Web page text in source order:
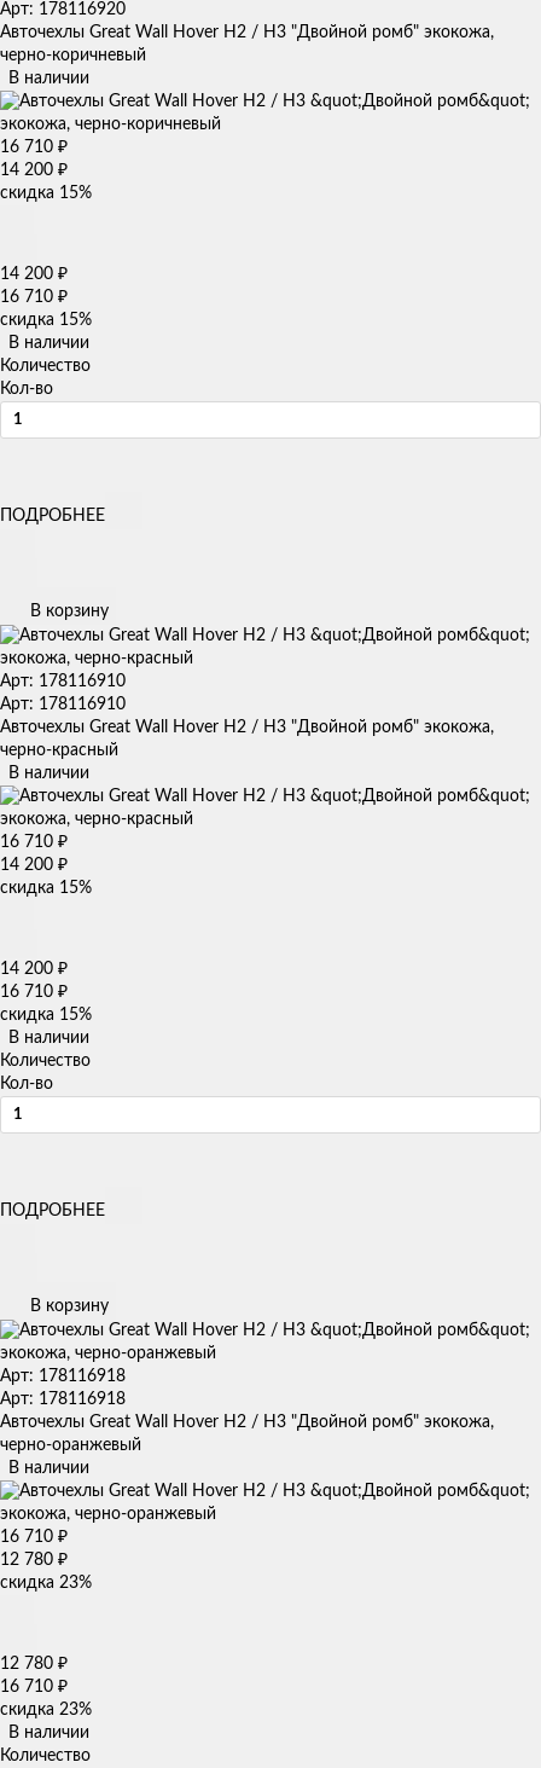
Арт: 178116920
Авточехлы Great Wall Hover H2 / H3 "Двойной ромб" экокожа,
черно-коричневый
В наличии
16 710 ₽
14 200 ₽
скидка 15%
14 200 ₽
16 710 ₽
скидка 15%
В наличии
Количество
Кол-во
ПОДРОБНЕЕ
В корзину
Арт: 178116910
Арт: 178116910
Авточехлы Great Wall Hover H2 / H3 "Двойной ромб" экокожа,
черно-красный
В наличии
16 710 ₽
14 200 ₽
скидка 15%
14 200 ₽
16 710 ₽
скидка 15%
В наличии
Количество
Кол-во
ПОДРОБНЕЕ
В корзину
Арт: 178116918
Арт: 178116918
Авточехлы Great Wall Hover H2 / H3 "Двойной ромб" экокожа,
черно-оранжевый
В наличии
16 710 ₽
12 780 ₽
скидка 23%
12 780 ₽
16 710 ₽
скидка 23%
В наличии
Количество